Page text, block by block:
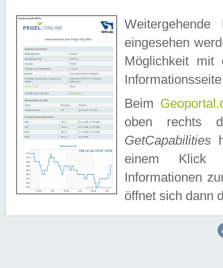
eingesehen
Möglichkeit mit
Beim
oben rechts
GetCapabilities
einem Klick
Informationen
öffnet sich dann